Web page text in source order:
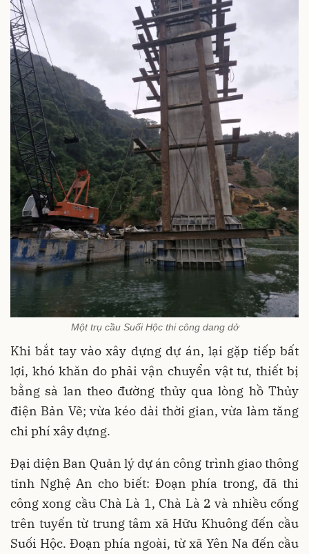
Một trụ cầu Suối Hộc thi công dang dở
Khi bắt tay vào xây dựng dự án, lại gặp tiếp bất
lợi, khó khăn do phải vận chuyển vật tư, thiết bị
bằng sà lan theo đường thủy qua lòng hồ Thủy
điện Bản Vẽ; vừa kéo dài thời gian, vừa làm tăng
chi phí xây dựng.
Đại diện Ban Quản lý dự án công trình giao thông
tỉnh Nghệ An cho biết: Đoạn phía trong, đã thi
công xong cầu Chà Là 1, Chà Là 2 và nhiều cống
trên tuyến từ trung tâm xã Hữu Khuông đến cầu
Suối Hộc. Đoạn phía ngoài, từ xã Yên Na đến cầu